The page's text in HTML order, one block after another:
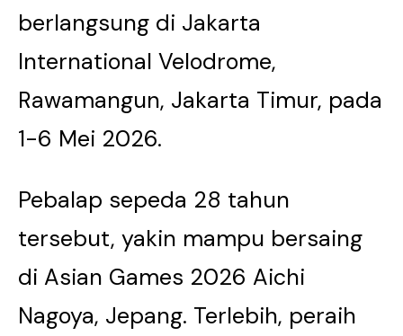
berlangsung di Jakarta
International Velodrome,
Rawamangun, Jakarta Timur, pada
1-6 Mei 2026.
Pebalap sepeda 28 tahun
tersebut, yakin mampu bersaing
di Asian Games 2026 Aichi
Nagoya, Jepang. Terlebih, peraih